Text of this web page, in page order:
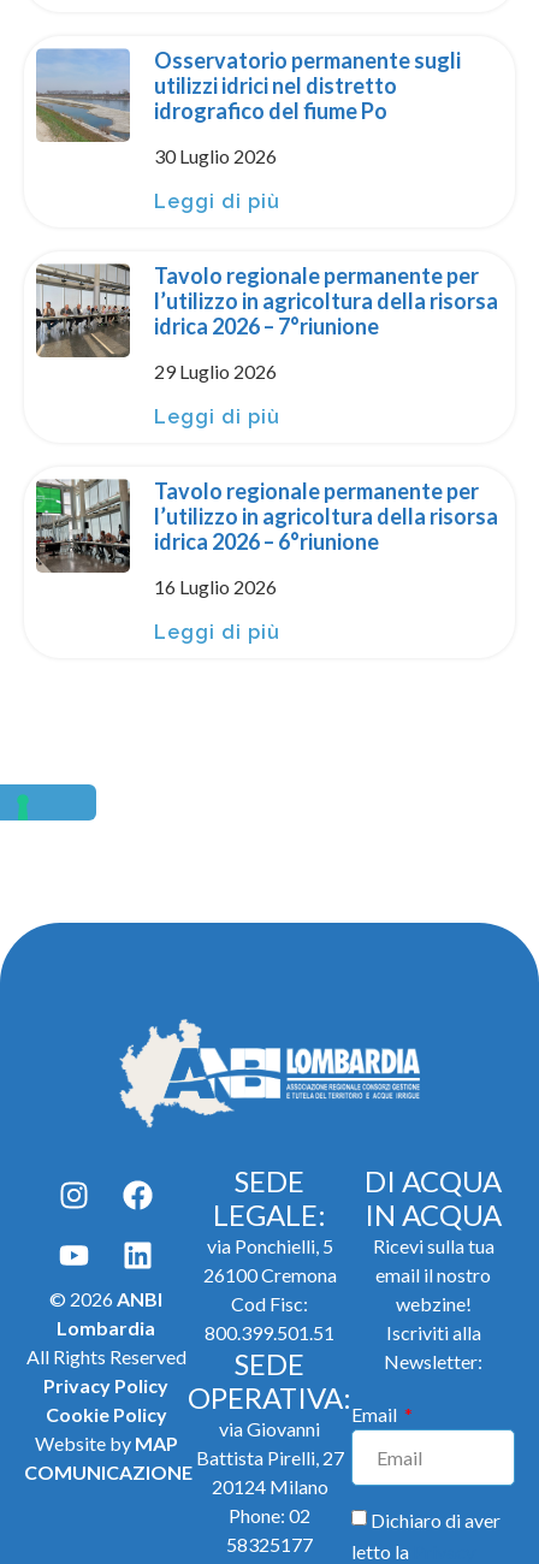
Osservatorio permanente sugli
utilizzi idrici nel distretto
idrografico del fiume Po
30 Luglio 2026
Leggi di più
Tavolo regionale permanente per
l’utilizzo in agricoltura della risorsa
idrica 2026 – 7°riunione
29 Luglio 2026
Leggi di più
Tavolo regionale permanente per
l’utilizzo in agricoltura della risorsa
idrica 2026 – 6°riunione
16 Luglio 2026
Leggi di più
© 2026ANBI
Lombardia
All Rights Reserved
Privacy Policy
Cookie Policy
Website by MAP
COMUNICAZIONE
SEDE
LEGALE:
via Ponchielli, 5
26100 Cremona
Cod Fisc:
800.399.501.51
SEDE
OPERATIVA:
via Giovanni
Battista Pirelli, 27
20124 Milano
Phone: 02
58325177
DI ACQUA
IN ACQUA
Ricevi sulla tua
email il nostro
webzine!
Iscriviti alla
Newsletter:
Email
Dichiaro di aver
letto la